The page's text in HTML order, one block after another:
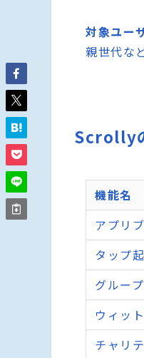
対象ユー
親世代な
Scrolly
機能名
アプリ
タップ
グルー
ウィッ
チャリ